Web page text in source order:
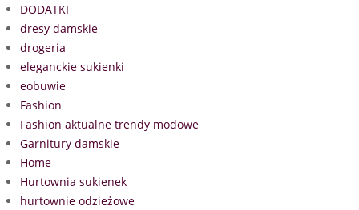
DODATKI
dresy damskie
drogeria
eleganckie sukienki
eobuwie
Fashion
Fashion aktualne trendy modowe
Garnitury damskie
Home
Hurtownia sukienek
hurtownie odzieżowe